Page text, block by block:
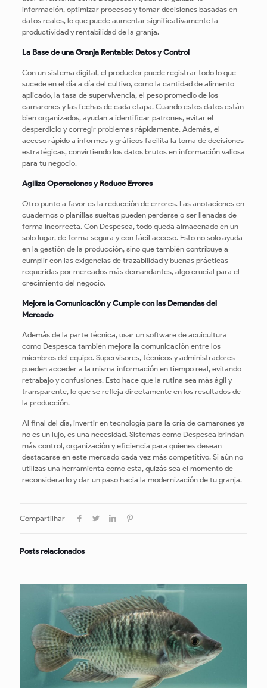
información, optimizar procesos y tomar decisiones basadas en
datos reales, lo que puede aumentar significativamente la
productividad y rentabilidad de la granja.
La Base de una Granja Rentable: Datos y Control
Con un sistema digital, el productor puede registrar todo lo que
sucede en el día a día del cultivo, como la cantidad de alimento
aplicado, la tasa de supervivencia, el peso promedio de los
camarones y las fechas de cada etapa. Cuando estos datos están
bien organizados, ayudan a identificar patrones, evitar el
desperdicio y corregir problemas rápidamente. Además, el
acceso rápido a informes y gráficos facilita la toma de decisiones
estratégicas, convirtiendo los datos brutos en información valiosa
para tu negocio.
Agiliza Operaciones y Reduce Errores
Otro punto a favor es la reducción de errores. Las anotaciones en
cuadernos o planillas sueltas pueden perderse o ser llenadas de
forma incorrecta. Con Despesca, todo queda almacenado en un
solo lugar, de forma segura y con fácil acceso. Esto no solo ayuda
en la gestión de la producción, sino que también contribuye a
cumplir con las exigencias de trazabilidad y buenas prácticas
requeridas por mercados más demandantes, algo crucial para el
crecimiento del negocio.
Mejora la Comunicación y Cumple con las Demandas del
Mercado
Además de la parte técnica, usar un software de acuicultura
como Despesca también mejora la comunicación entre los
miembros del equipo. Supervisores, técnicos y administradores
pueden acceder a la misma información en tiempo real, evitando
retrabajo y confusiones. Esto hace que la rutina sea más ágil y
transparente, lo que se refleja directamente en los resultados de
la producción.
Al final del día, invertir en tecnología para la cría de camarones ya
no es un lujo, es una necesidad. Sistemas como Despesca brindan
más control, organización y eficiencia para quienes desean
destacarse en este mercado cada vez más competitivo. Si aún no
utilizas una herramienta como esta, quizás sea el momento de
reconsiderarlo y dar un paso hacia la modernización de tu granja.
Compartilhar
Posts relacionados